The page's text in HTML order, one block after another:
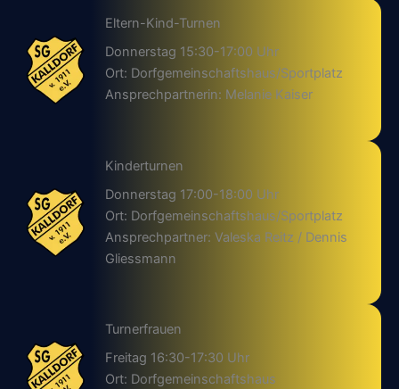
Eltern-Kind-Turnen
Donnerstag 15:30-17:00 Uhr
Ort: Dorfgemeinschaftshaus/Sportplatz
Ansprechpartnerin: Melanie Kaiser
Kinderturnen
Donnerstag 17:00-18:00 Uhr
Ort: Dorfgemeinschaftshaus/Sportplatz
Ansprechpartner: Valeska Reitz / Dennis
Gliessmann
Turnerfrauen
Freitag 16:30-17:30 Uhr
Ort: Dorfgemeinschaftshaus